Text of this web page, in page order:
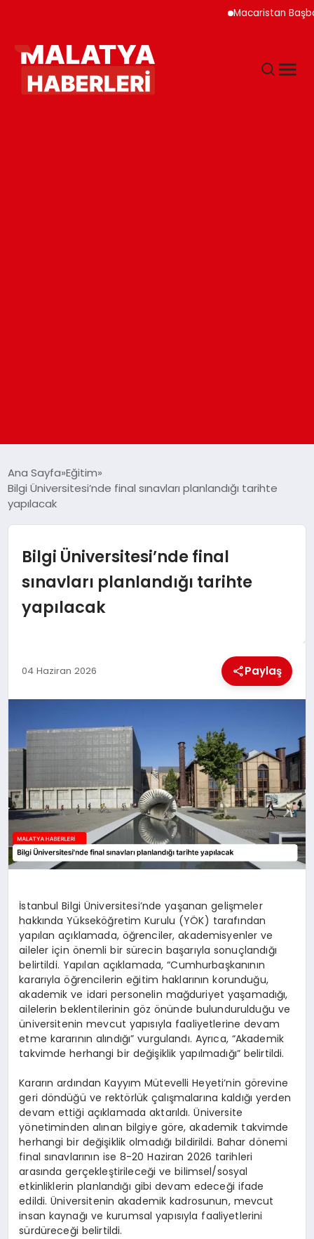
Macaristan
GÜNDEM
DÜNYA
EĞITIM
MAGAZIN
SIYASET
SPOR
TEKNOLOJI
Ana Sayfa Eğitim
Bilgi Üniversitesi’nde final sınavları planlandığı tarihte
yapılacak
Bilgi Üniversitesi’nde final
sınavları planlandığı tarihte
yapılacak
04 Haziran 2026 Paylaş
İstanbul Bilgi Üniversitesi’nde yaşanan gelişmeler
hakkında Yükseköğretim Kurulu (YÖK) tarafından
yapılan açıklamada, öğrenciler, akademisyenler ve
aileler için önemli bir sürecin başarıyla sonuçlandığı
belirtildi. Yapılan açıklamada, “Cumhurbaşkanının
kararıyla öğrencilerin eğitim haklarının korunduğu,
akademik ve idari personelin mağduriyet yaşamadığı,
ailelerin beklentilerinin göz önünde bulundurulduğu ve
üniversitenin mevcut yapısıyla faaliyetlerine devam
etme kararının alındığı” vurgulandı. Ayrıca, “Akademik
takvimde herhangi bir değişiklik yapılmadığı” belirtildi.
Kararın ardından Kayyım Mütevelli Heyeti’nin görevine
geri döndüğü ve rektörlük çalışmalarına kaldığı yerden
devam ettiği açıklamada aktarıldı. Üniversite
yönetiminden alınan bilgiye göre, akademik takvimde
herhangi bir değişiklik olmadığı bildirildi. Bahar dönemi
final sınavlarının ise 8-20 Haziran 2026 tarihleri
arasında gerçekleştirileceği ve bilimsel/sosyal
etkinliklerin planlandığı gibi devam edeceği ifade
edildi. Üniversitenin akademik kadrosunun, mevcut
insan kaynağı ve kurumsal yapısıyla faaliyetlerini
sürdüreceği belirtildi.